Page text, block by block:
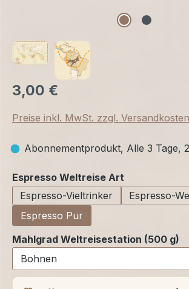
3,00 €
Preise inkl. MwSt. zzgl. Versandkosten
Abonnementprodukt, Alle 3 Tage,
Espresso Weltreise Art
Espresso-Vieltrinker
Espresso-
Espresso Pur
Mahlgrad Weltreisestation (500 g)